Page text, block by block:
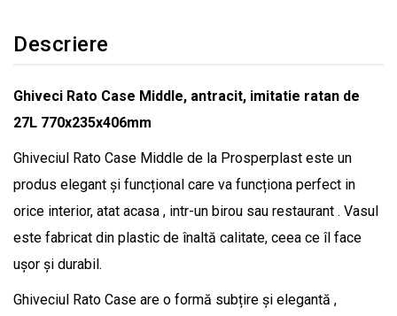
Descriere
Ghiveci Rato Case Middle, antracit, imitatie ratan de
27L 770x235x406mm
Ghiveciul Rato Case Middle de la Prosperplast este un
produs elegant și funcțional care va funcționa perfect in
orice interior, atat acasa , intr-un birou sau restaurant . Vasul
este fabricat din plastic de înaltă calitate, ceea ce îl face
ușor și durabil.
Ghiveciul Rato Case are o formă subțire și elegantă ,